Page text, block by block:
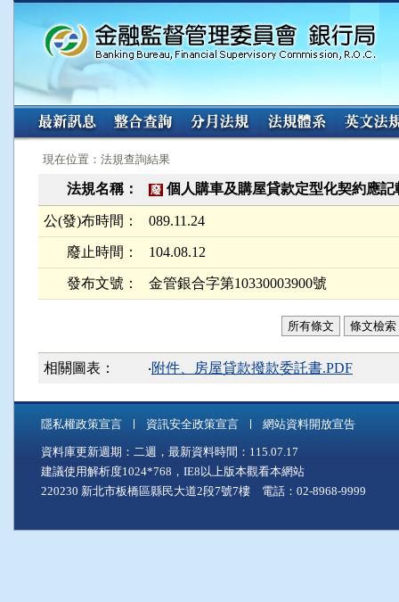
:::
現在位置：法規查詢結果
法規名稱： 廢 個人購車及購屋貸款定型化契約應
公(發)布時間： 089.11.24
廢止時間： 104.08.12
發布文號： 金管銀合字第10330003900號
所有條文 條文檢索
相關圖表： ‧附件、房屋貸款撥款委託書.PDF
隱私權政策宣言 資訊安全政策宣言 網站資料開放宣告
資料庫更新週期：二週，最新資料時間：115.07.17
建議使用解析度1024*768，IE8以上版本觀看本網站
220230 新北市板橋區縣民大道2段7號7樓 電話：02-8968-9999